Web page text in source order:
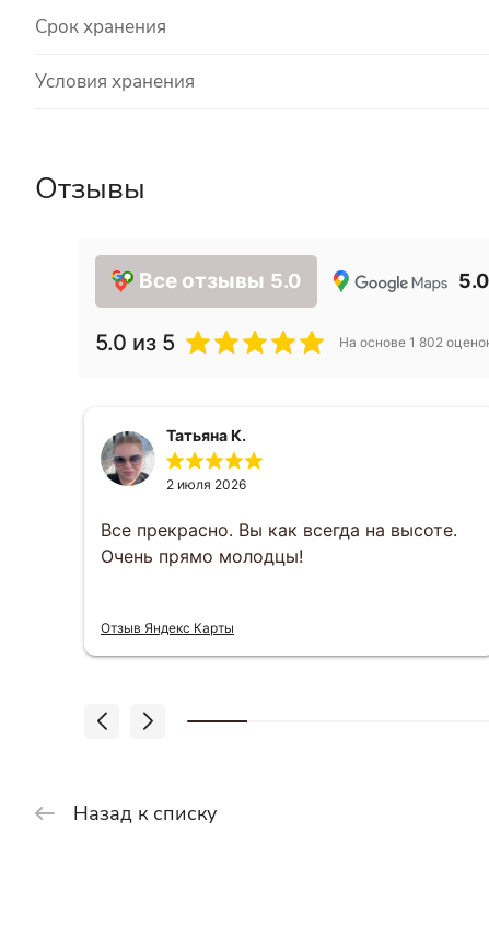
Срок хранения
Условия хранения
Отзывы
Все отзывы 5.0 5.0
5.0 из 5 На основе 1 802
Татьяна К.
2 июля 2026
Все прекрасно. Вы как всегда на высоте.
Очень прямо молодцы!
Отзыв Яндекс Карты
Назад к списку